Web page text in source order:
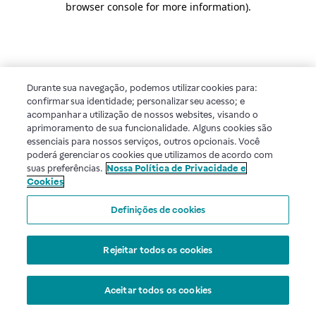
browser console for more information).
Durante sua navegação, podemos utilizar cookies para:
confirmar sua identidade; personalizar seu acesso; e
acompanhar a utilização de nossos websites, visando o
aprimoramento de sua funcionalidade. Alguns cookies são
essenciais para nossos serviços, outros opcionais. Você
poderá gerenciar os cookies que utilizamos de acordo com
suas preferências. Nossa Política de Privacidade e
Cookies
Definições de cookies
Rejeitar todos os cookies
Aceitar todos os cookies